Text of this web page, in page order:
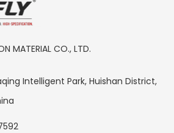
MATERIAL CO., LTD.
Intelligent Park, Huishan District,